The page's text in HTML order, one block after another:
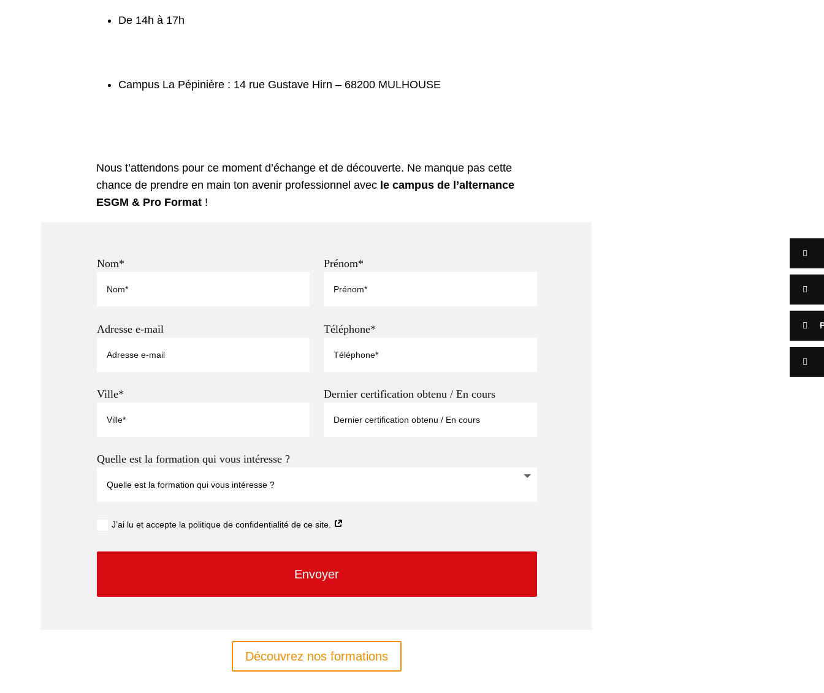
De 14h à 17h
Campus La Pépinière : 14 rue Gustave Hirn – 68200 MULHOUSE
Nous t’attendons pour ce moment d’échange et de découverte. Ne manque pas cette
chance de prendre en main ton avenir professionnel avec le campus de l’alternance
ESGM & Pro Format !
Nom* Prénom*
Adresse e-mail Téléphone*
Ville* Dernier certification obtenu / En cours
Quelle est la formation qui vous intéresse ?
J’ai lu et accepte la politique de confidentialité de ce site.
Envoyer
Découvrez nos formations